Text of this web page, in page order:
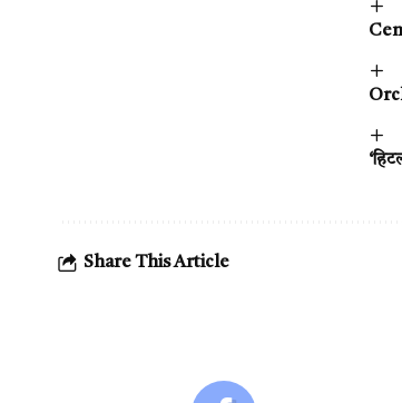
Share This Article